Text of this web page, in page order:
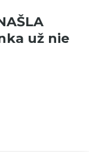
už nie